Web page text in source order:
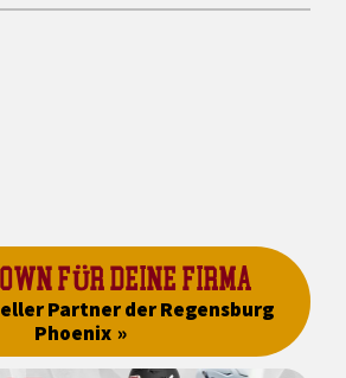
FÜR DEINE FIRMA
Partner der Regensburg
Phoenix